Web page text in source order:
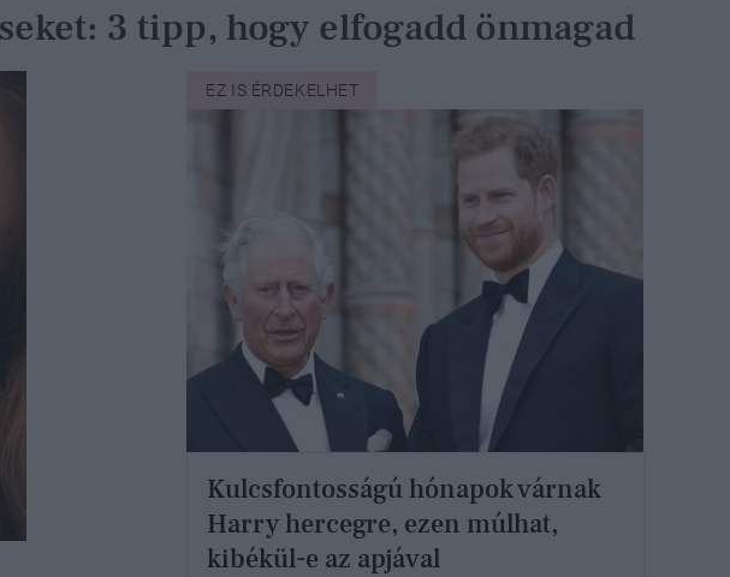
3 tipp, hogy elfogadd önmagad
EZ IS ÉRDEKELHET
Kulcsfontosságú hónapok várnak
Harry hercegre, ezen múlhat,
kibékül-e az apjával